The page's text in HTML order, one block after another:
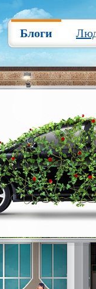
Блоги